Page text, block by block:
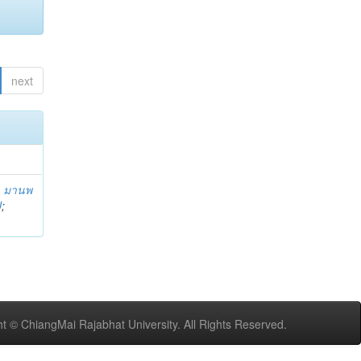
next
มานพ
;
© ChiangMai Rajabhat University. All Rights Reserved.